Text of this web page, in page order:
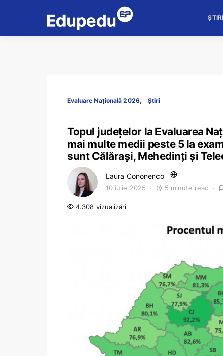
ȘTIRI
Evaluare Națională 2026 Știri
Topul județelor la Evaluarea
mai multe medii peste 5 la
sunt Călărași, Mehedinți și
Laura Cononenco
10 iulie 2025 5 minute read
4.308 vizualizări